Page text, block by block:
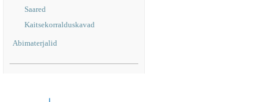
Saared
Kaitsekorralduskavad
Abimaterjalid